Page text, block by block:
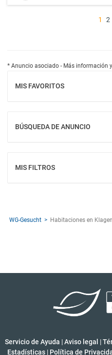
1 2
* Anuncio asociado - Más información
MIS FAVORITOS
MOSTRAR
BÚSQUEDA DE ANUNCIO
MOSTRAR
MIS FILTROS
MOSTRAR
WG-Gesucht Habitaciones en
Servicio de Ayuda |Aviso legal |
Estadísticas | Política de